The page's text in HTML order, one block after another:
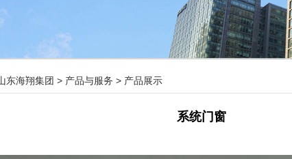
东海翔集团 > 产品与服务 > 产品展示
系统门窗